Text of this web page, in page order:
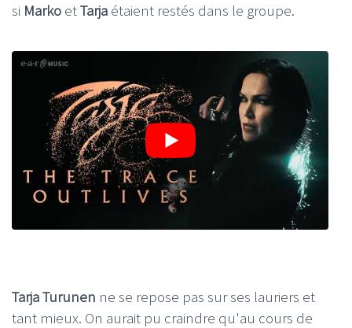
si Marko etTarja étaient restés dans le groupe.
Tarja Turunen ne se repose pas sur ses lauriers et
tant mieux. On aurait pu craindre qu'au cours de